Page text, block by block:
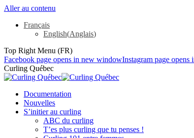
Aller au contenu
Français
English(Anglais)
Top Right Menu (FR)
Facebook page opens in new windowInstagram page
Curling Québec
Documentation
Nouvelles
S’initier au curling
ABC du curling
T’es plus curling que tu penses !